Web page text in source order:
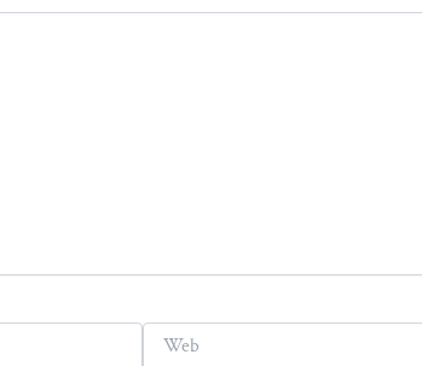
Web